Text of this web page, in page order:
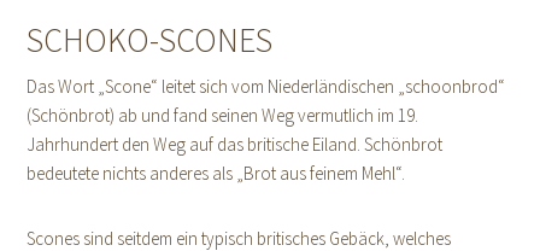
SCHOKO-SCONES
Das Wort „Scone“ leitet sich vom Niederländischen „schoonbrod“
(Schönbrot) ab und fand seinen Weg vermutlich im 19.
Jahrhundert den Weg auf das britische Eiland. Schönbrot
bedeutete nichts anderes als „Brot aus feinem Mehl“.
Scones sind seitdem ein typisch britisches Gebäck, welches